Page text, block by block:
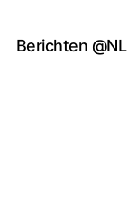
Berichten @NL